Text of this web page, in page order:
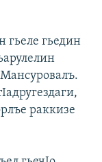
гьеле гьедин
раккизе